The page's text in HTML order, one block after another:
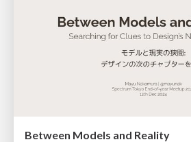
Between Models and Reality